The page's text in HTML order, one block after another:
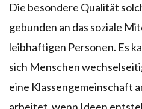
Die besondere Qualität
gebunden an das soziale
leibhaftigen Personen. Es
sich Menschen
eine Klassengemeinschaft